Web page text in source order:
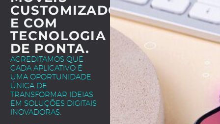
CUSTOMIZADOS
E COM
TECNOLOGIA
DE PONTA.
ACREDITAMOS QUE
CADA APLICATIVO É
UMA OPORTUNIDADE
ÚNICA DE
TRANSFORMAR IDEIAS
EM SOLUÇÕES DIGITAIS
INOVADORAS.